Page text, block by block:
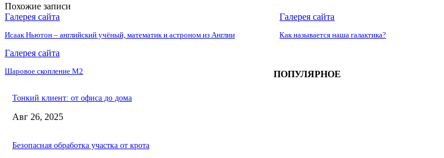
Похожие записи
Галерея сайта
Исаак Ньютон – английский учёный, математик и астроном из Англии
Галерея сайта
Как называется наша галактика?
Галерея сайта
Шаровое скопление М2 ПОПУЛЯРНОЕ
Тонкий клиент: от офиса до дома
Авг 26, 2025
Безопасная обработка участка от крота